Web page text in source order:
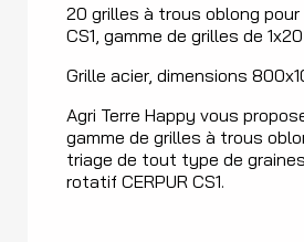
20 grilles à trous oblong
CS1, gamme de grilles de
Grille acier, dimensions
Agri Terre Happy vous
gamme de grilles à trous
triage de tout type de
rotatif CERPUR CS1.